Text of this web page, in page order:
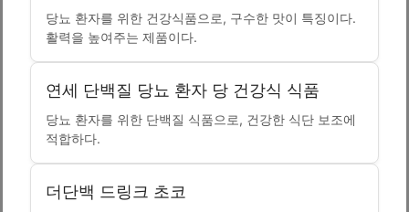
당뇨 환자를 위한 건강식품으로, 구수한 맛이 특징이다.
활력을 높여주는 제품이다.
연세 단백질 당뇨 환자 당 건강식 식품
당뇨 환자를 위한 단백질 식품으로, 건강한 식단 보조에
적합하다.
더단백 드링크 초코